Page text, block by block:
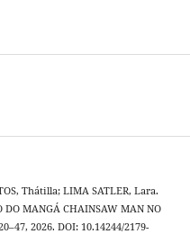
Thátilla; LIMA SATLER, Lara.
DO MANGÁ CHAINSAW MAN NO
2026. DOI: 10.14244/2179-